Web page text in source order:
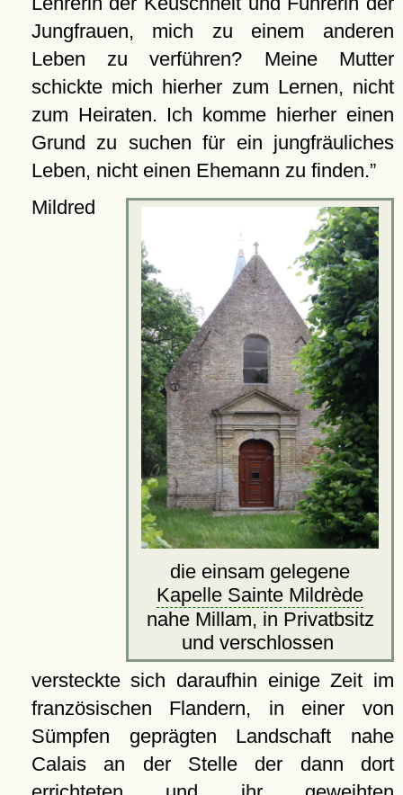
Jungfrauen, mich zu einem anderen
Leben zu verführen? Meine Mutter
schickte mich hierher zum Lernen, nicht
zum Heiraten. Ich komme hierher einen
Grund zu suchen für ein jungfräuliches
Leben, nicht einen Ehemann zu finden.
die einsam gelegene
Kapelle Sainte Mildrède
nahe Millam, in Privatbsitz
und verschlossen
Mildred
versteckte sich daraufhin einige Zeit im
französischen Flandern, in einer von
Sümpfen geprägten Landschaft nahe
Calais an der Stelle der dann dort